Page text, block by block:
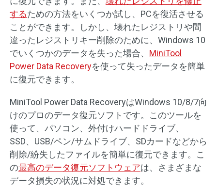
するための方法をいくつか試し、PCを復活させる
ことができます。しかし、壊れたレジストリや間
違ったレジストリキー削除のために、Windows 10
でいくつかのデータを失った場合、 MiniTool
Power Data Recoveryを使って失ったデータを簡単
に復元できます。
MiniTool Power Data RecoveryはWindows 10/8/7向
けのプロのデータ復元ソフトです。このツールを
使って、パソコン、外付けハードドライブ、
SSD、USB/ペン/サムドライブ、SDカードなどから
削除/紛失したファイルを簡単に復元できます。こ
の最高のデータ復元ソフトウェアは、さまざまな
データ損失の状況に対処できます。